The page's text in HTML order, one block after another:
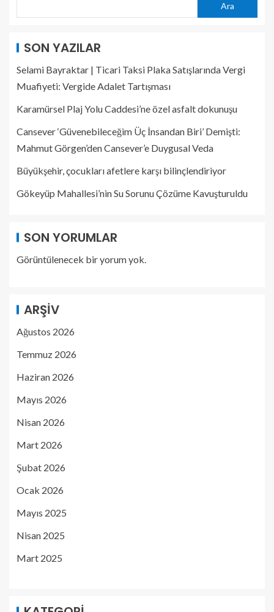
Ara
SON YAZILAR
Selami Bayraktar | Ticari Taksi Plaka Satışlarında Vergi
Muafiyeti: Vergide Adalet Tartışması
Karamürsel Plaj Yolu Caddesi’ne özel asfalt dokunuşu
Cansever ‘Güvenebileceğim Üç İnsandan Biri’ Demişti:
Mahmut Görgen’den Cansever’e Duygusal Veda
Büyükşehir, çocukları afetlere karşı bilinçlendiriyor
Gökeyüp Mahallesi’nin Su Sorunu Çözüme Kavuşturuldu
SON YORUMLAR
Görüntülenecek bir yorum yok.
ARŞIV
Ağustos 2026
Temmuz 2026
Haziran 2026
Mayıs 2026
Nisan 2026
Mart 2026
Şubat 2026
Ocak 2026
Mayıs 2025
Nisan 2025
Mart 2025